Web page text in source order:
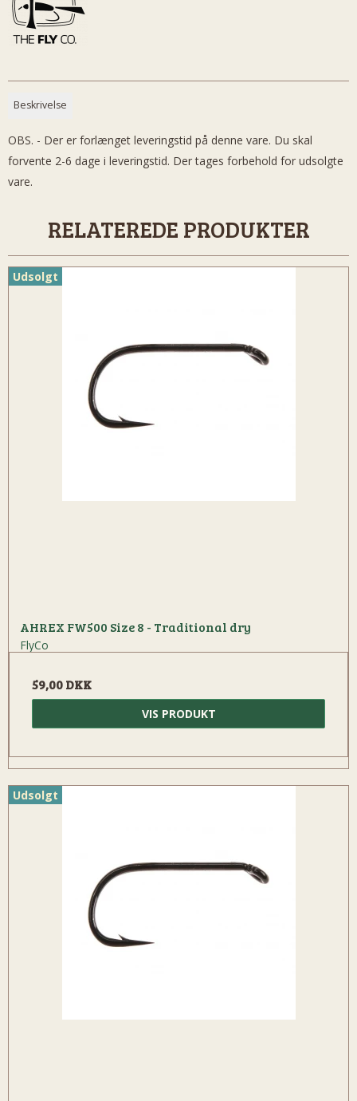
Beskrivelse
OBS. - Der er forlænget leveringstid på denne vare. Du skal
forvente 2-6 dage i leveringstid. Der tages forbehold for udsolgte
vare.
RELATEREDE PRODUKTER
Udsolgt
AHREX FW500 Size 8 - Traditional dry
FlyCo
59,00 DKK
VIS PRODUKT
Udsolgt